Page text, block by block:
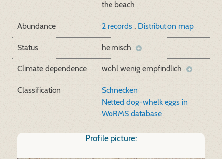
the beach
Abundance 2 records , Distribution map
Status heimisch
Climate dependence wohl wenig empfindlich
Classification
Schnecken
Netted dog-whelk eggs in
WoRMS database
Profile picture: